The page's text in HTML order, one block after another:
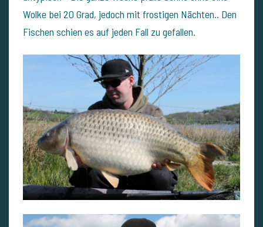
Wolke bei 20 Grad, jedoch mit frostigen Nächten.. Den
Fischen schien es auf jeden Fall zu gefallen.